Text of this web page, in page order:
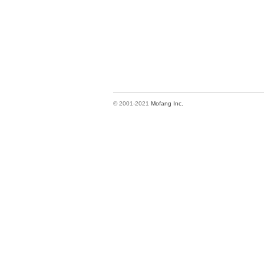
© 2001-2021 Mofang Inc.